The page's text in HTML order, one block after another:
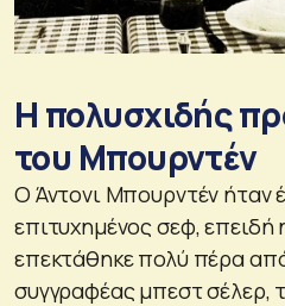
Η πολυσχιδής
του Μπουρντέν
Ο Άντονι Μπουρντέν ήταν
επιτυχημένος σεφ, επειδή
επεκτάθηκε πολύ πέρα
συγγραφέας μπεστ σέλερ,